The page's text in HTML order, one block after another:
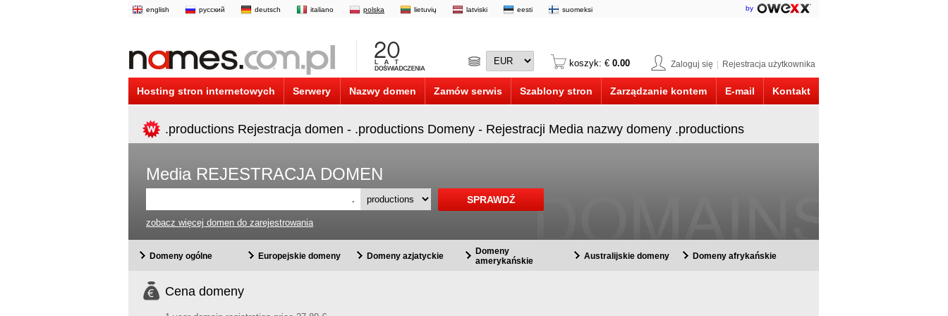
english русский deutsch italiano polska lietuvių latviski eesti suomeksi by
Zaloguj się Rejestracja użytkownika
koszyk: € 0.00
Hosting stron internetowych Serwery Nazwy domen Zamów serwis Szablony stron Zarządzanie kontem E-mail Kontakt
.productions Rejestracja domen - .productions Domeny - Rejestracji Media nazwy domeny .productions
Media REJESTRACJA DOMEN
.
zobacz więcej domen do zarejestrowania
Domeny ogólne Europejskie domeny Domeny azjatyckie
Domeny
amerykańskie
Australijskie domeny Domeny afrykańskie
Cena domeny